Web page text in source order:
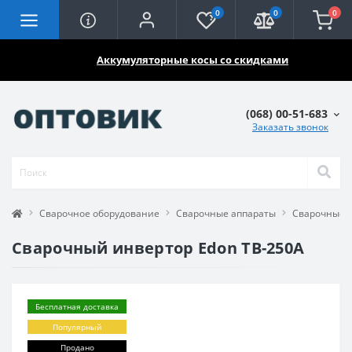
Аккумуляторные косы со скидками
0 0 0
(068) 00-51-683
Заказать звонок
Сварочное оборудование Сварочные аппараты Сварочные
Сварочный инвертор Edon TB-250A
Бесплатная доставка
Популярный
Продано